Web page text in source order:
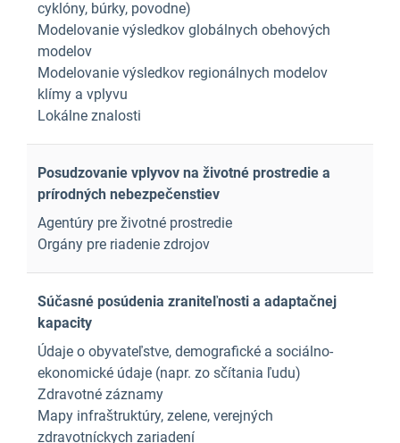
cyklóny, búrky, povodne)
Modelovanie výsledkov globálnych obehových
modelov
Modelovanie výsledkov regionálnych modelov
klímy a vplyvu
Lokálne znalosti
Posudzovanie vplyvov na životné prostredie a
prírodných nebezpečenstiev
Agentúry pre životné prostredie
Orgány pre riadenie zdrojov
Súčasné posúdenia zraniteľnosti a adaptačnej
kapacity
Údaje o obyvateľstve, demografické a sociálno-
ekonomické údaje (napr. zo sčítania ľudu)
Zdravotné záznamy
Mapy infraštruktúry, zelene, verejných
zdravotníckych zariadení